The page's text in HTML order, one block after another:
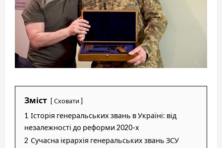
Зміст Сховати
1 Історія генеральських звань в Україні: від
незалежності до реформи 2020-х
2 Сучасна ієрархія генеральських звань ЗСУ